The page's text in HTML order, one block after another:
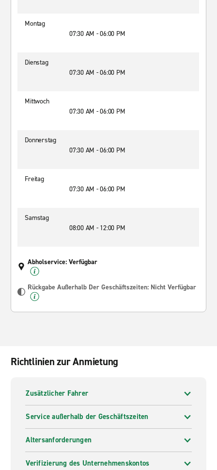
Montag
07:30 AM - 06:00 PM
Dienstag
07:30 AM - 06:00 PM
Mittwoch
07:30 AM - 06:00 PM
Donnerstag
07:30 AM - 06:00 PM
Freitag
07:30 AM - 06:00 PM
Samstag
08:00 AM - 12:00 PM
Abholservice: Verfügbar
Rückgabe Außerhalb Der Geschäftszeiten: Nicht Verfügbar
Richtlinien zur Anmietung
Zusätzlicher Fahrer
Service außerhalb der Geschäftszeiten
Altersanforderungen
Verifizierung des Unternehmenskontos